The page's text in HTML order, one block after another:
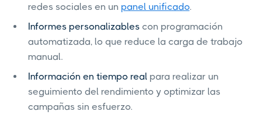
redes sociales en un panel unificado.
Informes personalizables con programación
automatizada, lo que reduce la carga de trabajo
manual.
Información en tiempo real para realizar un
seguimiento del rendimiento y optimizar las
campañas sin esfuerzo.